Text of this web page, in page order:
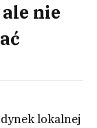
ale nie
lokalnej